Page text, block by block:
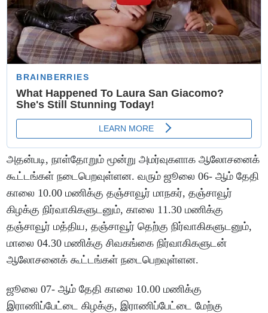
அதன்படி, நாள்தோறும் மூன்று அமர்வுகளாக ஆலோசனைக்
கூட்டங்கள் நடைபெறவுள்ளன. வரும் ஜூலை 06- ஆம் தேதி
காலை 10.00 மணிக்கு தஞ்சாவூர் மாநகர், தஞ்சாவூர்
கிழக்கு நிர்வாகிகளுடனும், காலை 11.30 மணிக்கு
தஞ்சாவூர் மத்திய, தஞ்சாவூர் தெற்கு நிர்வாகிகளுடனும்,
மாலை 04.30 மணிக்கு சிவகங்கை நிர்வாகிகளுடன்
ஆலோசனைக் கூட்டங்கள் நடைபெறவுள்ளன.
ஜூலை 07- ஆம் தேதி காலை 10.00 மணிக்கு
இராணிப்பேட்டை கிழக்கு, இராணிப்பேட்டை மேற்கு